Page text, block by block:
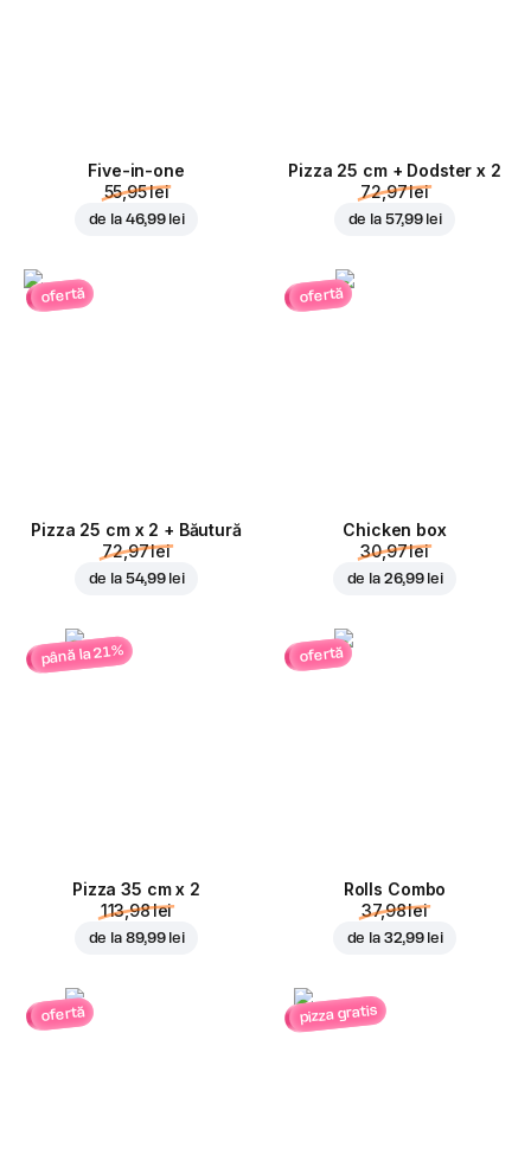
Five-in-one
55,95 lei
de la 46,99 lei
Pizza 25 cm + Dodster x 2
72,97 lei
de la 57,99 lei
ofertă
Pizza 25 cm x 2 + Băutură
72,97 lei
de la 54,99 lei
ofertă
Chicken box
30,97 lei
de la 26,99 lei
până la 21%
Pizza 35 cm x 2
113,98 lei
de la 89,99 lei
ofertă
Rolls Combo
37,98 lei
de la 32,99 lei
ofertă pizza gratis